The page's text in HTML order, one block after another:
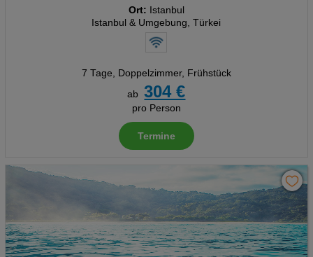
Ort: Istanbul
Istanbul & Umgebung, Türkei
7 Tage, Doppelzimmer, Frühstück
ab
304 €
pro Person
Termine